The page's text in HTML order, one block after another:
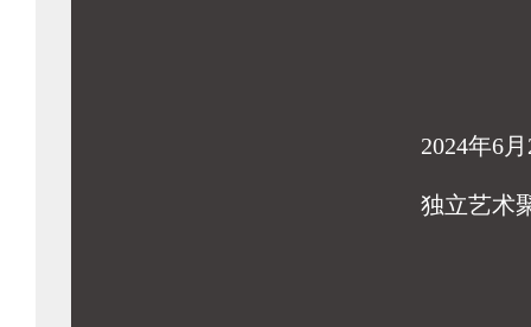
2024年6
独立艺术